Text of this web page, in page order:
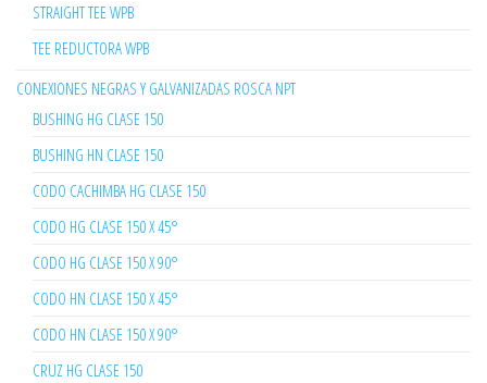
STRAIGHT TEE WPB
TEE REDUCTORA WPB
CONEXIONES NEGRAS Y GALVANIZADAS ROSCA NPT
BUSHING HG CLASE 150
BUSHING HN CLASE 150
CODO CACHIMBA HG CLASE 150
CODO HG CLASE 150 X 45°
CODO HG CLASE 150 X 90°
CODO HN CLASE 150 X 45°
CODO HN CLASE 150 X 90°
CRUZ HG CLASE 150